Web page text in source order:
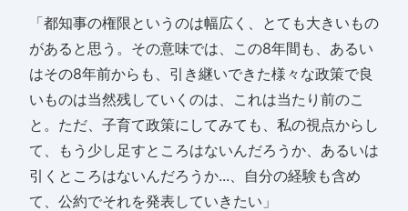
「都知事の権限というのは幅広く、とても大きいもの
があると思う。その意味では、この8年間も、あるい
はその8年前からも、引き継いできた様々な政策で良
いものは当然残していくのは、これは当たり前のこ
と。ただ、子育て政策にしてみても、私の視点からし
て、もう少し足すところはないんだろうか、あるいは
引くところはないんだろうか...、自分の経験も含め
て、公約でそれを発表していきたい」